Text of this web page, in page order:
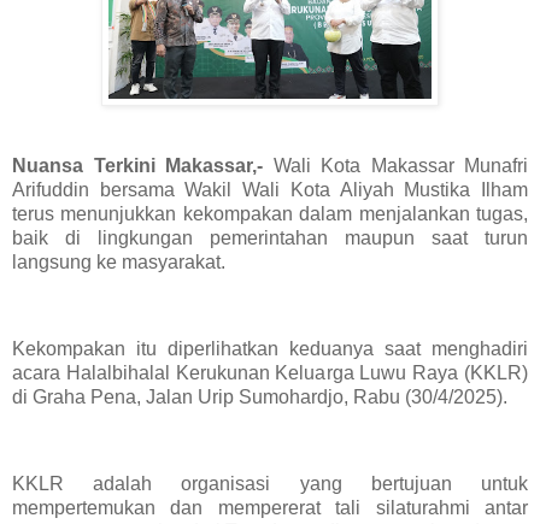
Nuansa Terkini Makassar,- Wali Kota Makassar Munafri
Arifuddin bersama Wakil Wali Kota Aliyah Mustika Ilham
terus menunjukkan kekompakan dalam menjalankan tugas,
baik di lingkungan pemerintahan maupun saat turun
langsung ke masyarakat.
Kekompakan itu diperlihatkan keduanya saat menghadiri
acara Halalbihalal Kerukunan Keluarga Luwu Raya (KKLR)
di Graha Pena, Jalan Urip Sumohardjo, Rabu (30/4/2025).
KKLR adalah organisasi yang bertujuan untuk
mempertemukan dan mempererat tali silaturahmi antar